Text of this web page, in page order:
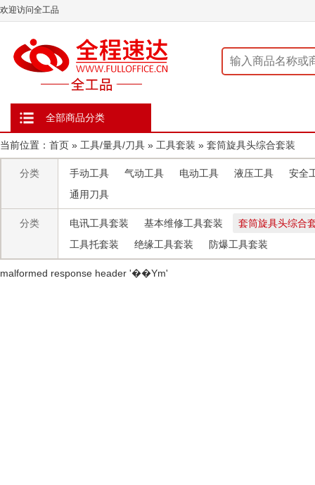
欢迎访问全工品
全部商品分类
当前位置： 首页 » 工具/量具/刀具 » 工具套装 » 套筒旋具头综合套装
分类 手动工具 气动工具 电动工具 液压工具
安全
通用刀具
分类 电讯工具套装 基本维修工具套装
套筒旋具头综合
工具托套装
绝缘工具套装 防爆工具套装
malformed response header ' ��Ym'